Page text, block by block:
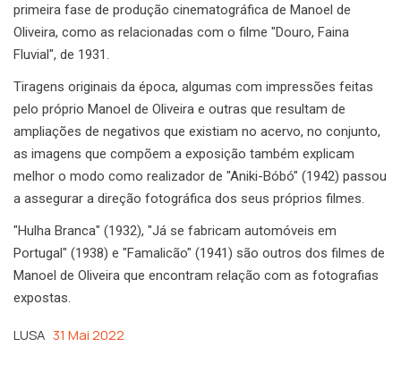
primeira fase de produção cinematográfica de Manoel de
Oliveira, como as relacionadas com o filme "Douro, Faina
Fluvial", de 1931.
Tiragens originais da época, algumas com impressões feitas
pelo próprio Manoel de Oliveira e outras que resultam de
ampliações de negativos que existiam no acervo, no conjunto,
as imagens que compõem a exposição também explicam
melhor o modo como realizador de "Aniki-Bóbó" (1942) passou
a assegurar a direção fotográfica dos seus próprios filmes.
"Hulha Branca" (1932), "Já se fabricam automóveis em
Portugal" (1938) e "Famalicão" (1941) são outros dos filmes de
Manoel de Oliveira que encontram relação com as fotografias
expostas.
LUSA 31 Mai 2022